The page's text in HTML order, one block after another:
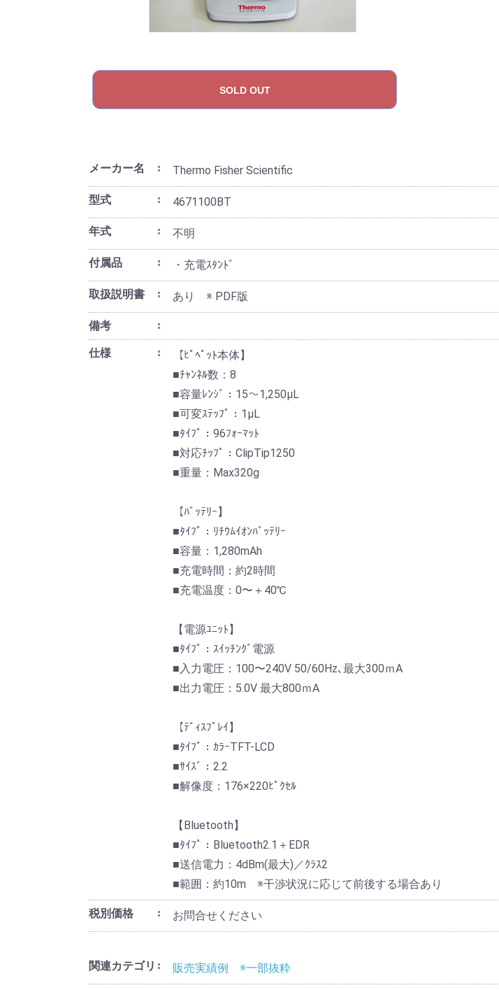
SOLD OUT
メーカー名 Thermo Fisher Scientific
型式 4671100BT
年式 不明
付属品 ・充電ｽﾀﾝﾄﾞ
取扱説明書 あり ※ PDF版
備考
仕様
【ﾋﾟﾍﾟｯﾄ本体】
■ﾁｬﾝﾈﾙ数：8
■容量ﾚﾝｼﾞ：15〜1,250μL
■可変ｽﾃｯﾌﾟ：1μL
■ﾀｲﾌﾟ：96ﾌｫｰﾏｯﾄ
■対応ﾁｯﾌﾟ：ClipTip1250
■重量：Max320g
【ﾊﾞｯﾃﾘｰ】
■ﾀｲﾌﾟ：ﾘﾁｳﾑｲｵﾝﾊﾞｯﾃﾘｰ
■容量：1,280mAh
■充電時間：約2時間
■充電温度：0〜＋40℃
【電源ﾕﾆｯﾄ】
■ﾀｲﾌﾟ：ｽｲｯﾁﾝｸﾞ電源
■入力電圧：100〜240V 50/60Hz､最大300ｍA
■出力電圧：5.0V 最大800ｍA
【ﾃﾞｨｽﾌﾟﾚｲ】
■ﾀｲﾌﾟ：ｶﾗｰTFT-LCD
■ｻｲｽﾞ：2.2
■解像度：176×220ﾋﾟｸｾﾙ
【Bluetooth】
■ﾀｲﾌﾟ：Bluetooth2.1＋EDR
■送信電力：4dBm(最大)／ｸﾗｽ2
■範囲：約10m ※干渉状況に応じて前後する場合あり
税別価格 お問合せください
関連カテゴリ 販売実績例 ※一部抜粋